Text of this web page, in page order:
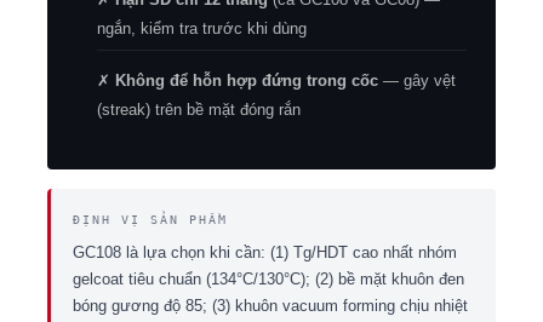
ngắn, kiểm tra trước khi dùng
✗ Không để hỗn hợp đứng trong cốc— gây vệt
(streak) trên bề mặt đóng rắn
ĐỊNH VỊ SẢN PHẨM
GC108 là lựa chọn khi cần: (1) Tg/HDT cao nhất nhóm
gelcoat tiêu chuẩn (134°C/130°C); (2) bề mặt khuôn đen
bóng gương độ 85; (3) khuôn vacuum forming chịu nhiệt